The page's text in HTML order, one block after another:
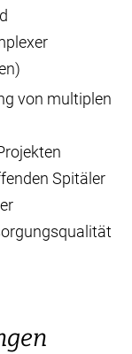
von multiplen
Spitäler